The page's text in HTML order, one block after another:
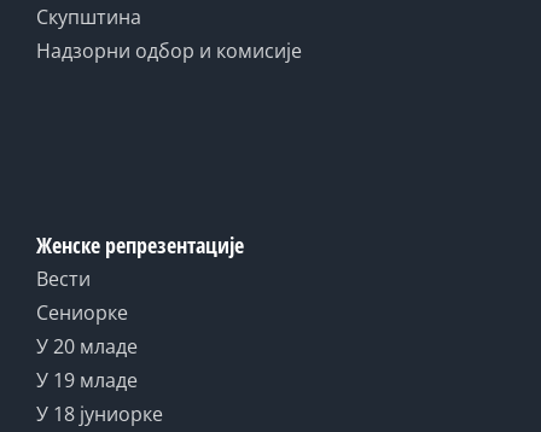
Скупштина
Надзорни одбор и комисије
Женске репрезентације
Вести
Сениорке
У 20 младе
У 19 младе
У 18 јуниорке